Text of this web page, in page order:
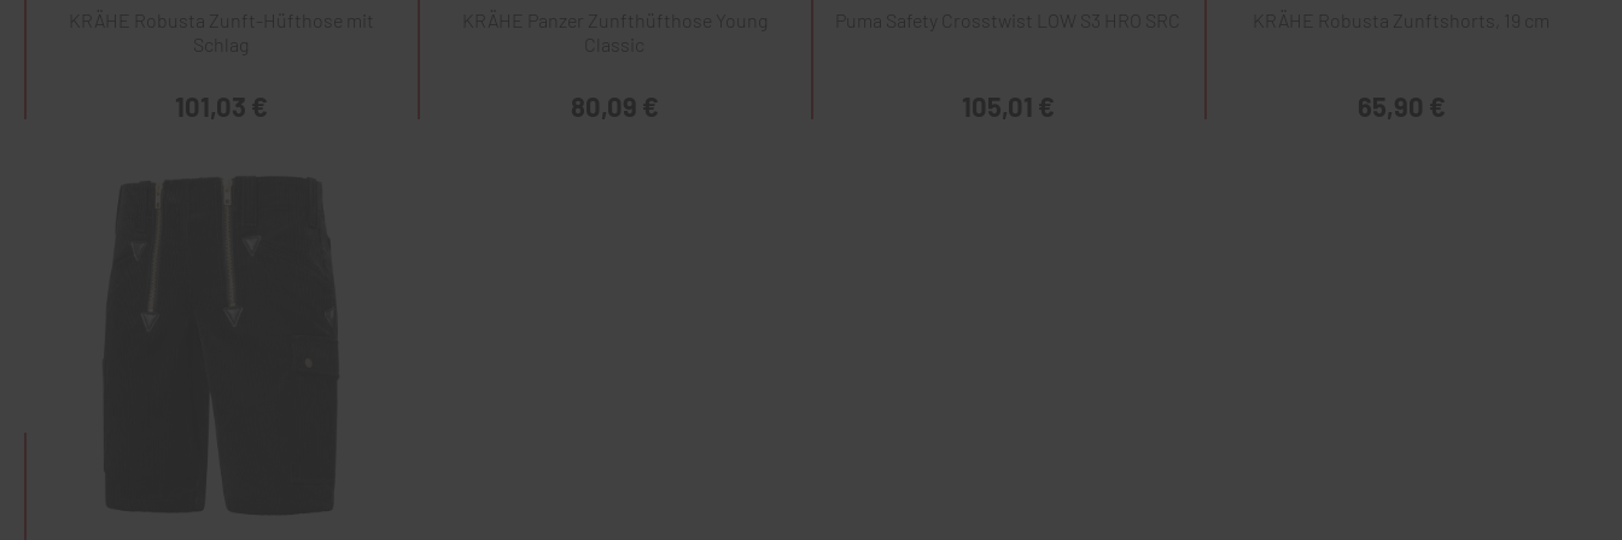
KRÄHE Robusta Zunft-Hüfthose mit
Schlag
101,03 €
KRÄHE Panzer Zunfthüfthose Young
80,09 €
Puma Safety Crosstwist LOW S3 HRO SRC
105,01 €
KRÄHE Robusta Zunftshorts, 19 cm
65,90 €